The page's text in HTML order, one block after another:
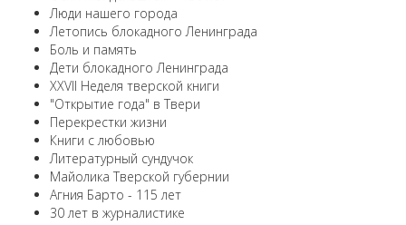
Люди нашего города
Летопись блокадного Ленинграда
Боль и память
Дети блокадного Ленинграда
XXVII Неделя тверской книги
"Открытие года" в Твери
Перекрестки жизни
Книги с любовью
Литературный сундучок
Майолика Тверской губернии
Агния Барто - 115 лет
30 лет в журналистике